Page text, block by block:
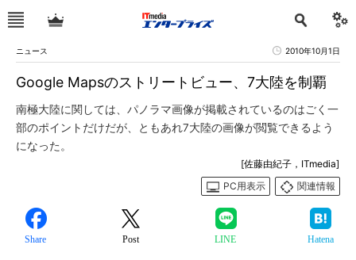
ニュース 2010年10月1日
Google Mapsのストリートビュー、7大陸を制覇
南極大陸に関しては、パノラマ画像が掲載されているのはごく一
部のポイントだけだが、ともあれ7大陸の画像が閲覧できるよう
になった。
[佐藤由紀子，ITmedia]
PC用表示
関連情報
Share Post LINE Hatena